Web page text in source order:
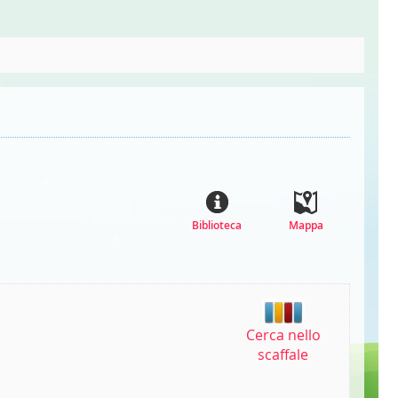
Mappa
Biblioteca
Cerca nello
scaffale